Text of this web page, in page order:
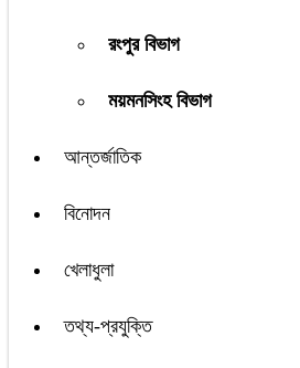
রংপুর বিভাগ
ময়মনসিংহ বিভাগ
আন্তর্জাতিক
বিনোদন
খেলাধুলা
তথ্য-প্রযুক্তি